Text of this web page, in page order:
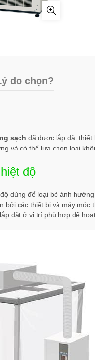
do chọn?
sạch đã được lắp đặt thiết
và có thể lựa chọn loại
độ
dùng để loại bỏ ảnh
các thiết bị và máy móc
đặt ở vị trí phù hợp để